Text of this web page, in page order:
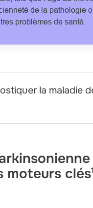
de la pathologie
problèmes de santé.
la maladie
moteurs clés1